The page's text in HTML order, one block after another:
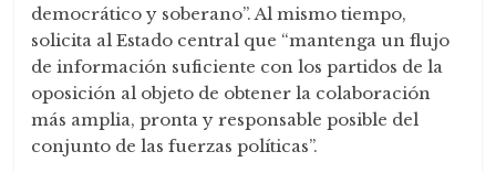
democrático y soberano”. Al mismo tiempo,
solicita al Estado central que “mantenga un flujo
de información suficiente con los partidos de la
oposición al objeto de obtener la colaboración
más amplia, pronta y responsable posible del
conjunto de las fuerzas políticas”.